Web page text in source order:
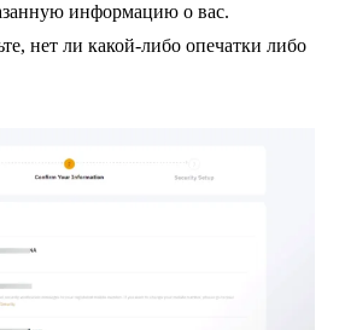
информацию о вас.
нет ли какой-либо опечатки либо